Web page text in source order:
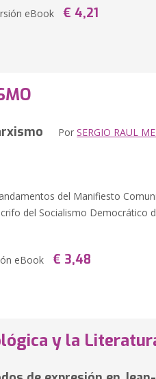
eBook € 4,21
PorSERGIO RAUL
del Manifiesto
del Socialismo Democrático
eBook € 3,48
y la